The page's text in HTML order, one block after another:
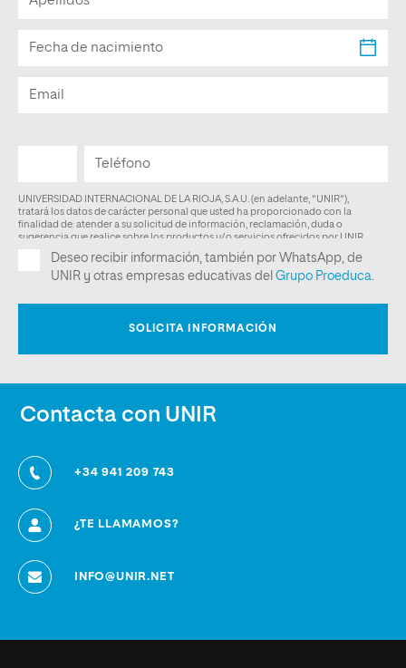
Contacta con UNIR
+34 941 209 743
¿TE LLAMAMOS?
INFO@UNIR.NET